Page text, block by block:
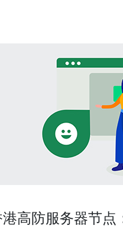
高防服务器节点